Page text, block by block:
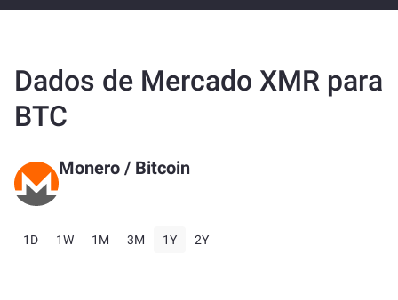
Dados de Mercado XMR para
BTC
Monero / Bitcoin
1D 1W 1M 3M 1Y 2Y